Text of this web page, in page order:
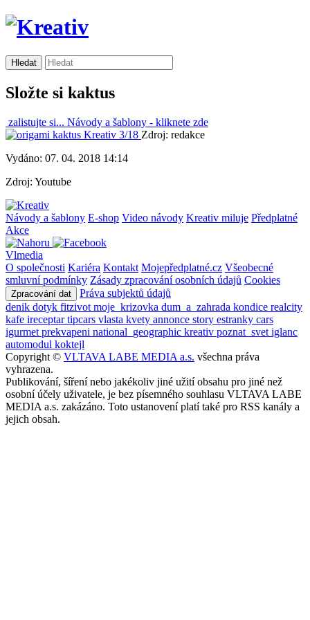
Složte si kaktus
zalistujte si... Návody a šablony - kliknete zde
Zdroj: redakce
Vydáno: 07. 04. 2018 14:14
Zdroj: Youtube
Návody a šablony E-shop Video návody Kreativ miluje Předplatné
Akce
Vlmedia
O společnosti Kariéra Kontakt Mojepředplatné.cz Všeobecné
smluvní podmínky Zásady zpracování osobních údajů Cookies
Zpracování dat
Práva subjektů údajů
denik dotyk fitzivot moje_krizovka dum_a_zahrada kondice realcity
kafe ireceptartipcars vlasta kvety annonce story estranky cars
igurmet prekvapeni national_geographic kreativ poznat_svet iglanc
automodul koktejl
Copyright © VLTAVA LABE MEDIA a.s. všechna práva
vyhrazena.
Publikování, šíření nebo jakékoliv jiné užití obsahu pro jiné než
osobní účely uživatele, je bez písemného souhlasu VLTAVA LABE
MEDIA a.s. zakázáno. Toto ustanovení platí také pro RSS kanály a
jejich obsah.